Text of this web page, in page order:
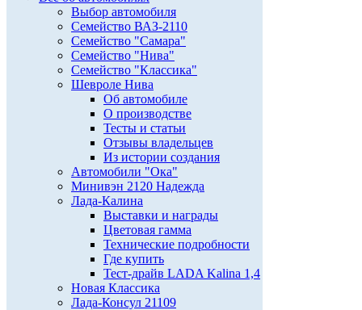
Выбор автомобиля
Семейство ВАЗ-2110
Семейство "Самара"
Семейство "Нива"
Семейство "Классика"
Шевроле Нива
Об автомобиле
О производстве
Тесты и статьи
Отзывы владельцев
Из истории создания
Автомобили "Ока"
Минивэн 2120 Надежда
Лада-Калина
Выставки и награды
Цветовая гамма
Технические подробности
Где купить
Тест-драйв LADA Kalina 1,4
Новая Классика
Лада-Консул 21109